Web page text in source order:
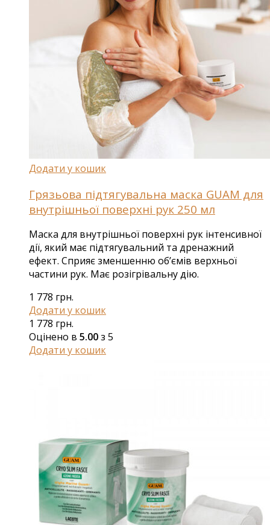
Додати у кошик
Грязьова підтягувальна маска GUAM для
внутрішньої поверхні рук 250 мл
Маска для внутрішньої поверхні рук інтенсивної
дії, який має підтягувальний та дренажний
ефект. Сприяє зменшенню об’ємів верхньої
частини рук. Має розігрівальну дію.
1 778 грн.
Додати у кошик
1 778 грн.
Оцінено в 5.00з 5
Додати у кошик